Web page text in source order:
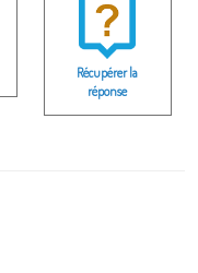
Récupérer la
réponse